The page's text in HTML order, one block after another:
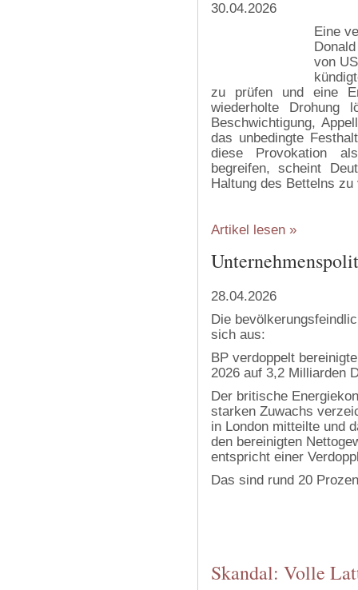
30.04.2026
Eine
von
zu prüfen und eine
wiederholte
Beschwichtigung,
das unbedingte
diese Provokation
begreifen, scheint
Haltung des Bettelns zu
Artikel lesen »
28.04.2026
Die
sich aus:
BP verdoppelt
2026 auf 3,2 Milliarden
Der britische
starken Zuwachs
in London mitteilte und
den bereinigten
entspricht einer
Das sind rund 20
Skandal: Volle